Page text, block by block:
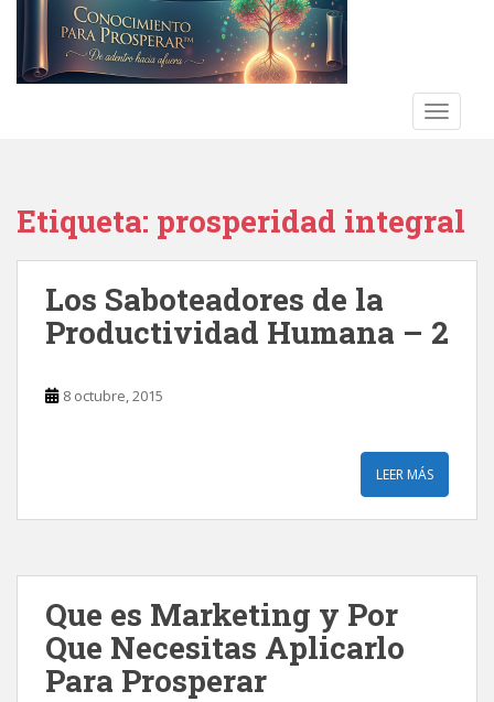
Etiqueta: prosperidad integral
Los Saboteadores de la
Productividad Humana – 2
8 octubre, 2015
LEER MÁS
Que es Marketing y Por
Que Necesitas Aplicarlo
Para Prosperar